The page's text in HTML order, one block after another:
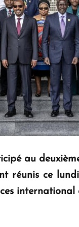
au
réunis ce